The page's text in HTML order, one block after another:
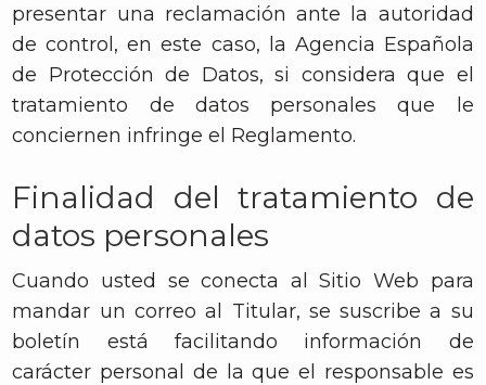
presentar una reclamación ante la autoridad
de control, en este caso, la Agencia Española
de Protección de Datos, si considera que el
tratamiento de datos personales que le
conciernen infringe el Reglamento.
Finalidad del tratamiento de
datos personales
Cuando usted se conecta al Sitio Web para
mandar un correo al Titular, se suscribe a su
boletín está facilitando información de
carácter personal de la que el responsable es